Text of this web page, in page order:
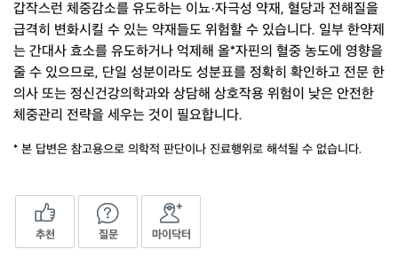
갑작스런 체중감소를 유도하는 이뇨·자극성 약재, 혈당과 전해질을
급격히 변화시킬 수 있는 약재들도 위험할 수 있습니다. 일부 한약제
는 간대사 효소를 유도하거나 억제해 올*자핀의 혈중 농도에 영향을
줄 수 있으므로, 단일 성분이라도 성분표를 정확히 확인하고 전문 한
의사 또는 정신건강의학과와 상담해 상호작용 위험이 낮은 안전한
체중관리 전략을 세우는 것이 필요합니다.
* 본 답변은 참고용으로 의학적 판단이나 진료행위로 해석될 수 없습니다.
추천 질문 마이닥터